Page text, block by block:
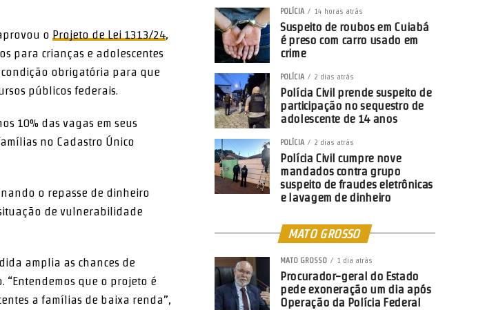
o Projeto de Lei 1313/24
para crianças e adolescentes
obrigatória para que
públicos federais.
10% das vagas em seus
no Cadastro Único
o repasse de dinheiro
de vulnerabilidade
amplia as chances de
“Entendemos que o projeto é
a famílias de baixa renda”,
POLÍCIA 14 horas atrás
Suspeito de roubos em Cuiabá
é preso com carro usado em
crime
POLÍCIA 2 dias atrás
Polícia Civil prende suspeito de
participação no sequestro de
adolescente de 14 anos
POLÍCIA 2 dias atrás
Polícia Civil cumpre nove
mandados contra grupo
suspeito de fraudes eletrônicas
e lavagem de dinheiro
MATO GROSSO
MATO GROSSO 1 dia atrás
Procurador-geral do Estado
pede exoneração um dia após
Operação da Polícia Federal